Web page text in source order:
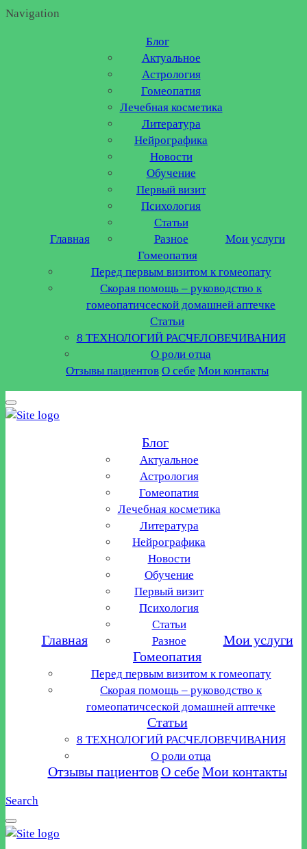
Navigation
Главная
Блог
Актуальное
Астрология
Гомеопатия
Лечебная косметика
Литература
Нейрографика
Новости
Обучение
Первый визит
Психология
Статьи
Разное
Мои услуги
Гомеопатия
Перед первым визитом к гомеопату
Скорая помощь – руководство к
гомеопатичсеской домашней аптечке
Статьи
8 ТЕХНОЛОГИЙ РАСЧЕЛОВЕЧИВАНИЯ
О роли отца
Отзывы пациентов О себе Мои контакты
Главная
Блог
Актуальное
Астрология
Гомеопатия
Лечебная косметика
Литература
Нейрографика
Новости
Обучение
Первый визит
Психология
Статьи
Разное
Мои услуги
Гомеопатия
Перед первым визитом к гомеопату
Скорая помощь – руководство к
гомеопатичсеской домашней аптечке
Статьи
8 ТЕХНОЛОГИЙ РАСЧЕЛОВЕЧИВАНИЯ
О роли отца
Отзывы пациентов О себе Мои контакты
Search